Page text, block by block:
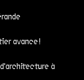
avance !
d'architecture à